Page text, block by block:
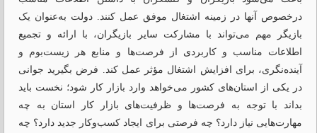
درخصوص آنها در زمینه اشتغال موفق عمل کنند. دولت به‌عنوان یک
بازیگر مهم می‌تواند با مشارکت سایر بازیگران، با ارائه و تجمیع
اطلاعات مناسب و کاربردی از فرصت‌ها و منابع هر زیست‌بوم و
آینده‌نگری، برای افزایش اشتغال مؤثر عمل کند. فرض بگیرید جوانی
در یکی از استان‌های کشور می‌خواهد وارد بازار کار شود؛ نخست باید
بداند با توجه به فرصت‌ها و ظرفیت‌های بازار کار استان به چه
مهارت‌هایی نیاز دارد؟ چه فرصتی برای ایجاد کسب‌وکار جدید دارد؟ چه